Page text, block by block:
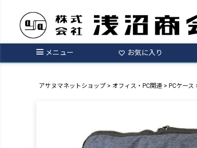
メニュー お気に入り
アサヌマネットショップ オフィス・PC関連 PCケース